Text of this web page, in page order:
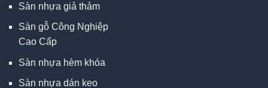
Sàn nhựa giả thảm
Sàn gỗ Công Nghiệp
Cao Cấp
Sàn nhựa hèm khóa
Sàn nhựa dán keo